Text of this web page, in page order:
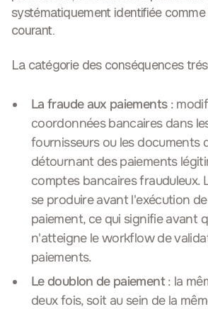
systématiquement identifiée
courant.
La catégorie des conséquences
La fraude aux paiements:
coordonnées bancaires dans
fournisseurs ou les documents
détournant des paiements
comptes bancaires frauduleux.
se produire avant l'exécution
paiement, ce qui signifie avant
n'atteigne le workflow de
paiements.
Le doublon de paiement: la
deux fois, soit au sein de la